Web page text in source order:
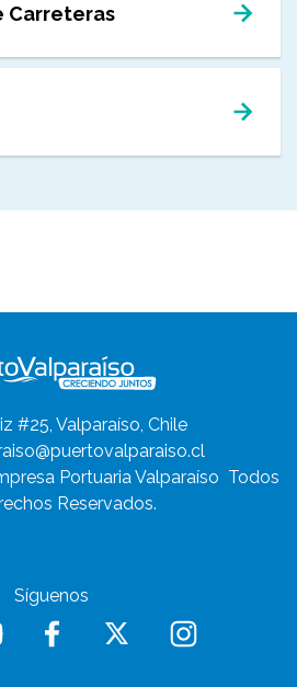
Carreteras
#25, Valparaíso, Chile
Portuaria Valparaíso Todos
Reservados.
Síguenos